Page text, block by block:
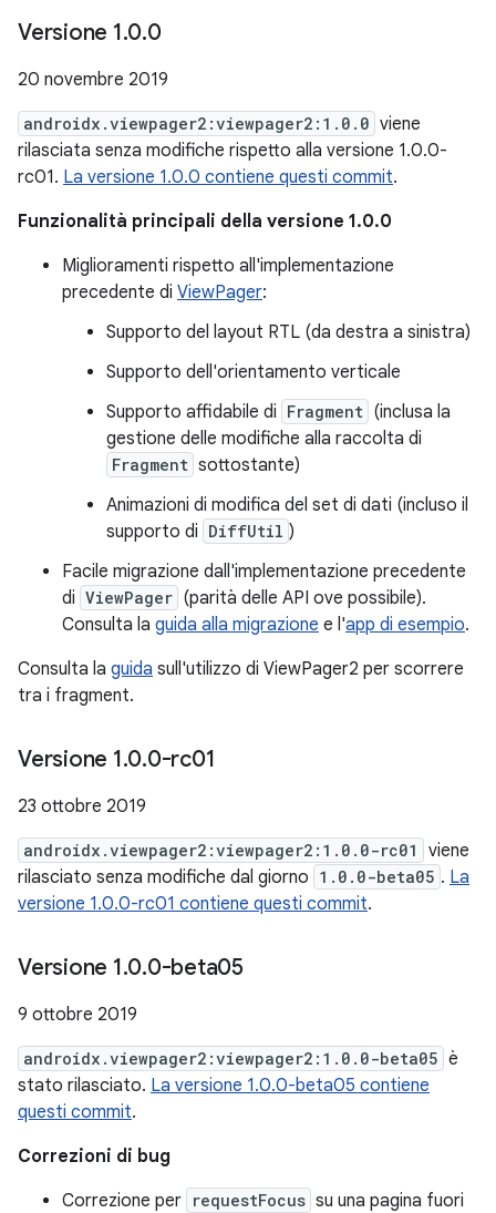
Versione 1.0.0
20 novembre 2019
androidx.viewpager2:viewpager2:1.0.0 viene
rilasciata senza modifiche rispetto alla versione 1.0.0-
rc01. La versione 1.0.0 contiene questi commit.
Funzionalità principali della versione 1.0.0
Miglioramenti rispetto all'implementazione
precedente di ViewPager:
Supporto del layout RTL (da destra a sinistra)
Supporto dell'orientamento verticale
Supporto affidabile di Fragment (inclusa la
gestione delle modifiche alla raccolta di
Fragment sottostante)
Animazioni di modifica del set di dati (incluso il
supporto di DiffUtil )
Facile migrazione dall'implementazione precedente
di ViewPager (parità delle API ove possibile).
Consulta la guida alla migrazione e l'app di esempio.
Consulta la guida sull'utilizzo di ViewPager2 per scorrere
tra i fragment.
Versione 1.0.0-rc01
23 ottobre 2019
androidx.viewpager2:viewpager2:1.0.0-rc01
viene
rilasciato senza modifiche dal giorno 1.0.0-beta05 . La
versione 1.0.0-rc01 contiene questi commit.
Versione 1.0.0-beta05
9 ottobre 2019
androidx.viewpager2:viewpager2:1.0.0-beta05 è
stato rilasciato. La versione 1.0.0-beta05 contiene
questi commit.
Correzioni di bug
Correzione per requestFocus su una pagina fuori